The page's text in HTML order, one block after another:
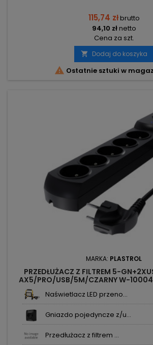
115,74 złbrutto
94,10 złnetto
Cena za szt.
 Dodaj do koszyka
 Ostatnie sztuki w
MARKA: PLASTROL
PRZEDŁUŻACZ Z FILTREM 5-
AX5/PRO/USB/5M/CZARNY W-
Naświetlacz LED przeno...
Gniazdo pojedyncze z/u...
Przedłużacz z filtrem ...